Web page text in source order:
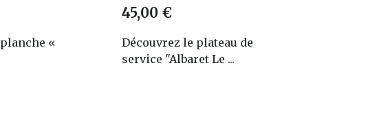
de
Le ...
40,00 €
Laissez-vous envoûter par les
paysages dessinés ...